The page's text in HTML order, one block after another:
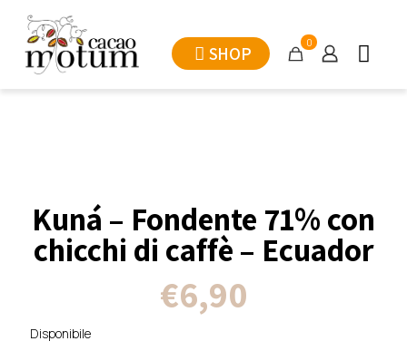
SHOP
0
Kuná – Fondente 71% con
chicchi di caffè – Ecuador
€6,90
Disponibile